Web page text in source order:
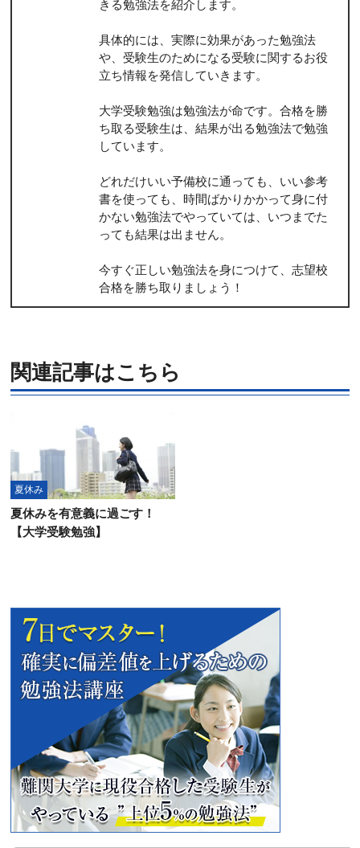
きる勉強法を紹介します。
具体的には、実際に効果があった勉強法
や、受験生のためになる受験に関するお役
立ち情報を発信していきます。
大学受験勉強は勉強法が命です。合格を勝
ち取る受験生は、結果が出る勉強法で勉強
しています。
どれだけいい予備校に通っても、いい参考
書を使っても、時間ばかりかかって身に付
かない勉強法でやっていては、いつまでた
っても結果は出ません。
今すぐ正しい勉強法を身につけて、志望校
合格を勝ち取りましょう！
関連記事はこちら
夏休み
夏休みを有意義に過ごす！
【大学受験勉強】